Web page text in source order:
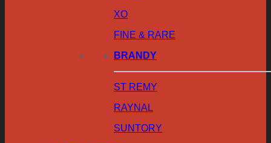
XO
FINE & RARE
BRANDY
ST REMY
RAYNAL
SUNTORY